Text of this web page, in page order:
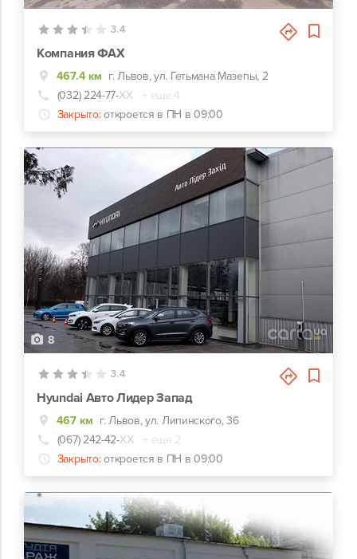
3.4
Компания ФАХ
467.4 км г. Львов, ул. Гетьмана Мазепы, 2
(032) 224-77-ХХ
+ еще 4
Закрыто: откроется в ПН в 09:00
8
3.4
Hyundai Авто Лидер Запад
467 км г. Львов, ул. Липинского, 36
(067) 242-42-ХХ
+ еще 2
Закрыто: откроется в ПН в 09:00